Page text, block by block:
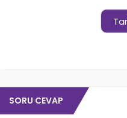
SORU CEVAP